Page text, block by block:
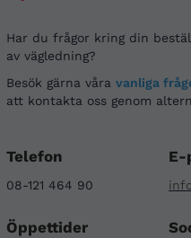
Har du frågor kring din
av vägledning?
Besök gärna våra vanliga
att kontakta oss genom
Telefon
08-121 464 90
E-
Öppettider